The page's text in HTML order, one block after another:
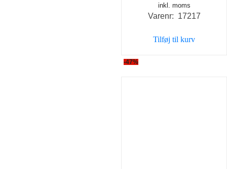
inkl. moms
Varenr: 17217
Tilføj til kurv
-47%